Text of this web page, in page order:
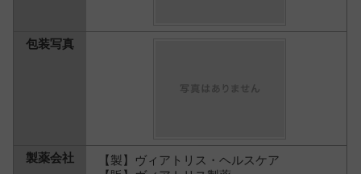
【製】ヴィアトリス・ヘルスケア